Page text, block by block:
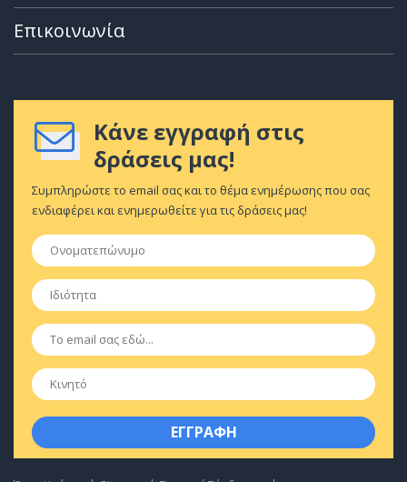
Επικοινωνία
Κάνε εγγραφή στις
δράσεις μας!
Συμπληρώστε το email σας και το θέμα ενημέρωσης που σας
ενδιαφέρει και ενημερωθείτε για τις δράσεις μας!
Ονοματεπώνυμο
Ιδιότητα
Email
Κινητό